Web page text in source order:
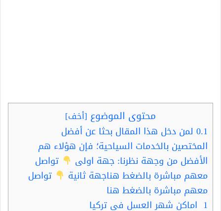
محتوى الموضوع [أخف]
0.1 لمن دخل هذا المقال بحثا عن أفضل
المختصين بالخدمات السياحية؛ فإن هؤلاء هم
الأفضل من وجهة نظرنا: جهة اولى
تواصل
معهم مباشرة بالضغط هناجهة ثانية
تواصل
معهم مباشرة بالضغط هنا
1 اماكن شهر العسل في تركيا